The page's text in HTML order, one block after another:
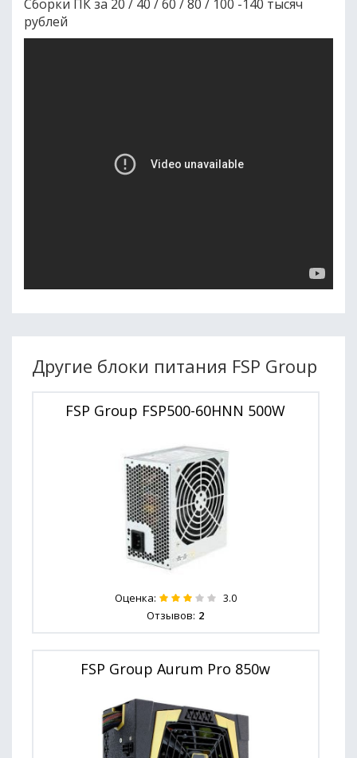
Сборки ПК за 20 / 40 / 60 / 80 / 100 -140 тысяч
рублей
Другие блоки питания FSP Group
FSP Group FSP500-60HNN 500W
Оценка: 3.0
Отзывов: 2
FSP Group Aurum Pro 850w